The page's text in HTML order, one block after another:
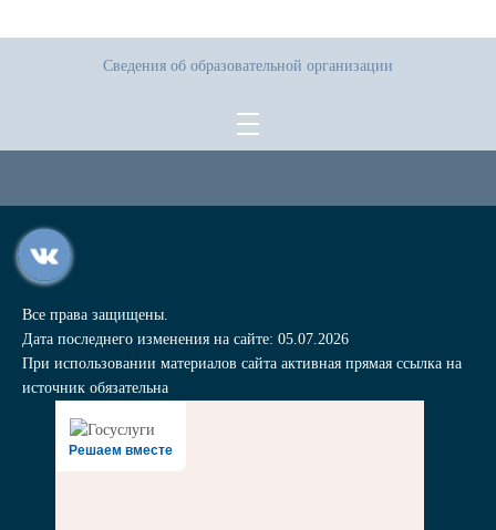
Сведения об образовательной организации
Все права защищены.
Дата последнего изменения на сайте: 05.07.2026
При использовании материалов сайта активная прямая ссылка на
источник обязательна
Решаем вместе